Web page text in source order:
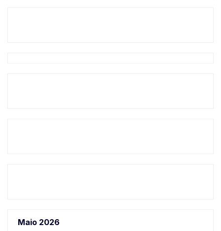
Maio 2026